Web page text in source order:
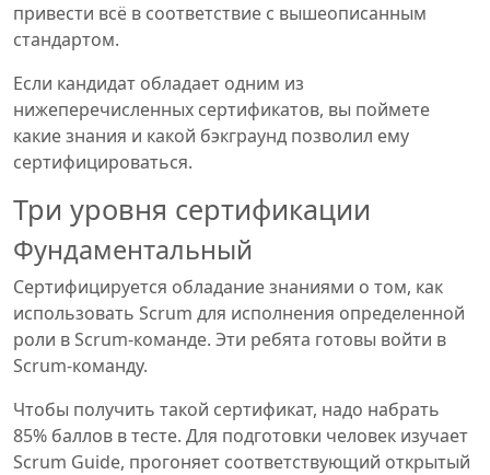
привести всё в соответствие с вышеописанным
стандартом.
Если кандидат обладает одним из
нижеперечисленных сертификатов, вы поймете
какие знания и какой бэкграунд позволил ему
сертифицироваться.
Три уровня сертификации
Фундаментальный
Сертифицируется обладание знаниями о том, как
использовать Scrum для исполнения определенной
роли в Scrum-команде. Эти ребята готовы войти в
Scrum-команду.
Чтобы получить такой сертификат, надо набрать
85% баллов в тесте. Для подготовки человек изучает
Scrum Guide, прогоняет соответствующий открытый